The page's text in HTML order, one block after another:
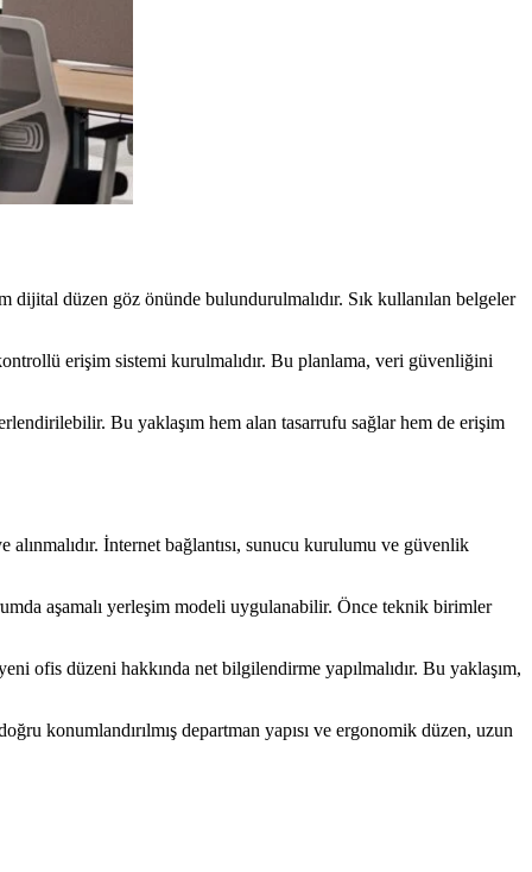
düzen göz önünde bulundurulmalıdır. Sık kullanılan belgeler
erişim sistemi kurulmalıdır. Bu planlama, veri güvenliğini
Bu yaklaşım hem alan tasarrufu sağlar hem de erişim
İnternet bağlantısı, sunucu kurulumu ve güvenlik
aşamalı yerleşim modeli uygulanabilir. Önce teknik birimler
ofis düzeni hakkında net bilgilendirme yapılmalıdır. Bu yaklaşım,
konumlandırılmış departman yapısı ve ergonomik düzen, uzun